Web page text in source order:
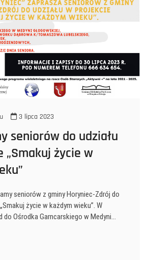
3 lipca 2023
seniorów do udziału
„Smakuj życie w
seniorów z gminy Horyniec-Zdrój do
życie w każdym wieku”. W
do Ośrodka Garncarskiego w Medyni…